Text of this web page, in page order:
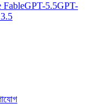
FableGPT-5.5GPT-